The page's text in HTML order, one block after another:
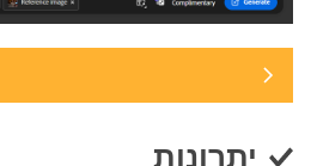
יתרונות